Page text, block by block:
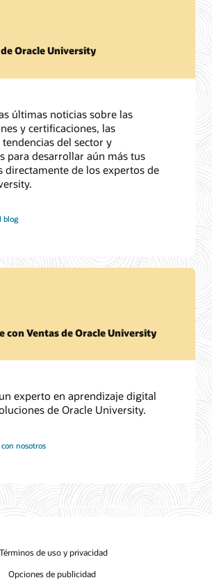
Oracle University
últimas noticias sobre las
y certificaciones, las
del sector y
para desarrollar aún más tus
directamente de los expertos de
blog
con Ventas de Oracle University
experto en aprendizaje digital
de Oracle University.
nosotros
Términos de uso y privacidad
Opciones de publicidad